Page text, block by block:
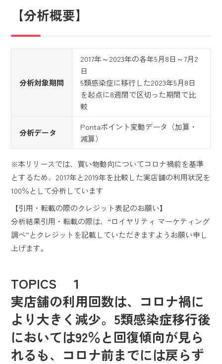
【分析概要】
分析対象期間
2017年～2023年の各年5月8日～7月2
日
5類感染症に移行した2023年5月8日
を起点に8週間で区切った期間で比
較
分析データ
Pontaポイント変動データ（加算・
減算）
※本リリースでは、買い物動向についてコロナ禍前を基準
とするため、2017年と2019年を比較した実店舗の利用状況を
100％として分析しています
【引用・転載の際のクレジット表記のお願い】
分析結果引用・転載の際は、“ロイヤリティ マーケティング
調べ”とクレジットを記載していただきますようお願い申し
上げます。
TOPICS １
実店舗の利用回数は、コロナ禍に
より大きく減少。5類感染症移行後
においては92％と回復傾向が見ら
れるも、コロナ前までには戻らず